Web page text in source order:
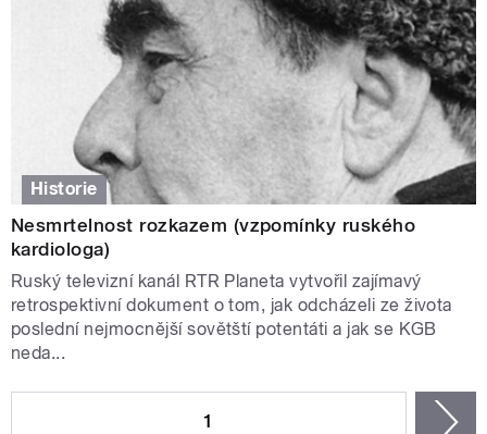
Historie
Nesmrtelnost rozkazem (vzpomínky ruského
kardiologa)
Ruský televizní kanál RTR Planeta vytvořil zajímavý
retrospektivní dokument o tom, jak odcházeli ze života
poslední nejmocnější sovětští potentáti a jak se KGB
neda...
1